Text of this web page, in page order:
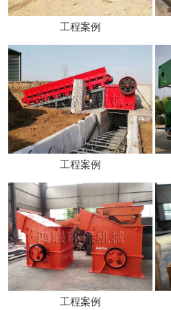
工程案例
工程案例
工程案例